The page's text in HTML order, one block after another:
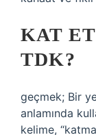
KAT
TDK?
geçmek; Bir
anlamında
kelime,